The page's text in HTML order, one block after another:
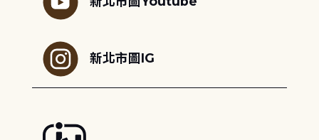
新北市圖IG